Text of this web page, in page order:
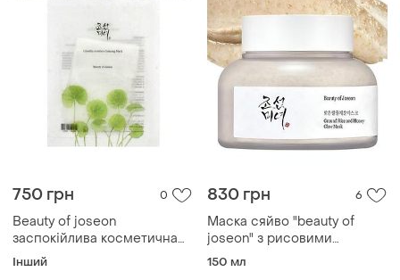
750 грн 0
Beauty of joseon
заспокійлива косметична
маска з центелою
Інший
830 грн 6
Маска сяйво "beauty of
joseon" з рисовими
висівками та медом. 150
150 мл